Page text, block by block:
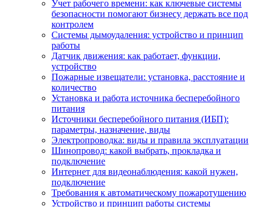
Учет рабочего времени: как ключевые системы
безопасности помогают бизнесу держать все под
контролем
Системы дымоудаления: устройство и принцип
работы
Датчик движения: как работает, функции,
устройство
Пожарные извещатели: установка, расстояние и
количество
Установка и работа источника бесперебойного
питания
Источники бесперебойного питания (ИБП):
параметры, назначение, виды
Электропроводка: виды и правила эксплуатации
Шинопровод: какой выбрать, прокладка и
подключение
Интернет для видеонаблюдения: какой нужен,
подключение
Требования к автоматическому пожаротушению
Устройство и принцип работы системы